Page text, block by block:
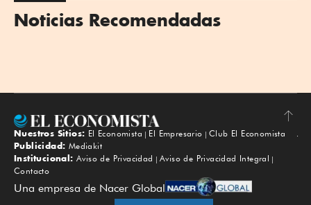
Noticias Recomendadas
Subir
Nuestros Sitios: El Economista El Empresario
Club El Economista
Publicidad: Mediakit
Institucional: Aviso de Privacidad
Aviso de Privacidad Integral
Contacto
Una empresa de Nacer Global